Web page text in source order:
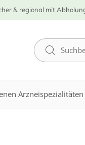
& regional mit
Arzneispezialitäten